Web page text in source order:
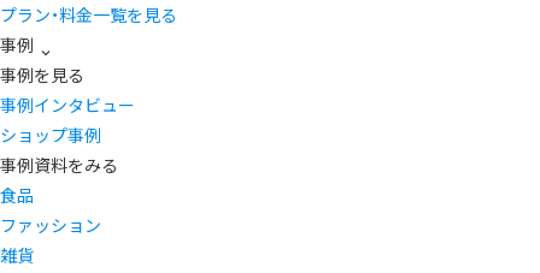
プラン・料金一覧を見る
事例
事例を見る
事例インタビュー
ショップ事例
事例資料をみる
食品
ファッション
雑貨